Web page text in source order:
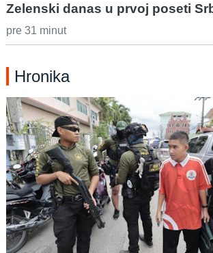
Zelenski danas u prvoj poseti
pre 31 minut
Hronika